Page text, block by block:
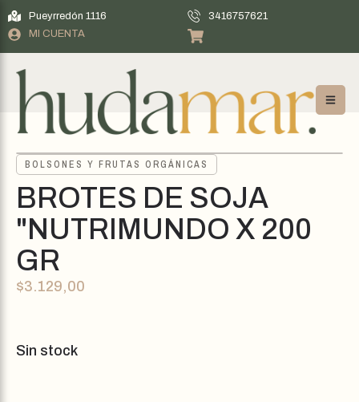
Pueyrredón 1116
3416757621
MI CUENTA
BOLSONES Y FRUTAS ORGÁNICAS
BROTES DE SOJA
"NUTRIMUNDO X 200
GR
$3.129,00
Sin stock